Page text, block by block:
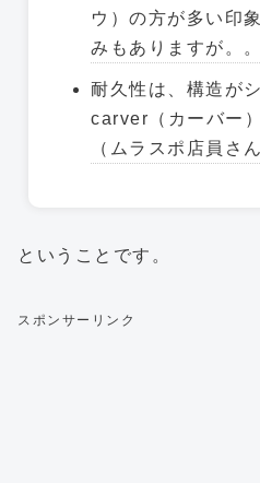
ウ）の方が多い印
みもありますが。。
耐久性は、構造が
carver（カーバー
（ムラスポ店員さ
ということです。
スポンサーリンク